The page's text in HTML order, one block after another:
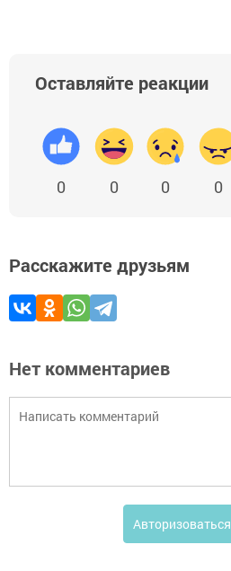
Оставляйте реакции
0 0 0 0
Расскажите друзьям
Нет комментариев
Авторизоваться